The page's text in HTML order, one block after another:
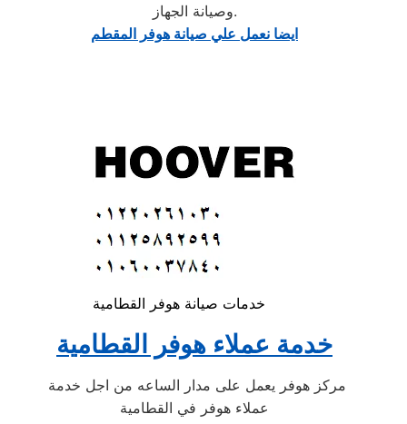
وصيانة الجهاز.
ايضا نعمل علي صيانة هوفر المقطم
خدمات صيانة هوفر القطامية
خدمة عملاء هوفر القطامية
عملاء هوفر في القطامية